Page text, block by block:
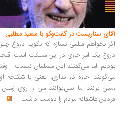
سناریست در گفت‌وگو با سعید مطلبی
بخواهم فیلمی بسازم که بگویم دروغ چیز بدی
یک امر جاری در این مملکت است. قبحش از
اما می‌گفتند این مسلمان نیست... وقتی به
اجازه کار نداری، یعنی با شکنجه او را
بزنند اما نمی‌توانند من را روی زمین نگه
عاشقانه مردم را دوست داشت ...